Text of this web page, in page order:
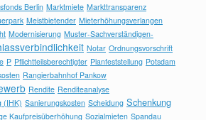
Berlin Marktmiete Markttransparenz
Meistbietender Mieterhöhungsverlangen
Modernisierung Muster-Sachverständigen-
Notar Ordnungsvorschrift
P Pflichtteilsberechtigter Planfeststellung Potsdam
Rangierbahnhof Pankow
Rendite Renditeanalyse
(IHK) Sanierungskosten Scheidung Schenkung
Kaufpreisüberhöhung Sozialmieten Spandau